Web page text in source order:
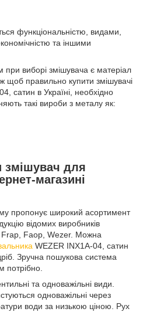
функціональністю, видами,
та іншими
виборі змішувача є матеріал
щоб правильно купити змішувачі
сатин в Україні, необхідно
такі вироби з металу як:
змішувач для
магазині
пропонує широкий асортимент
відомих виробників
Frap, Faop, Wezer. Можна
WEZER INX1A-04, сатин
Зручна пошукова система
потрібно.
та одноважільні види.
одноважільні через
води за низькою ціною. Рух